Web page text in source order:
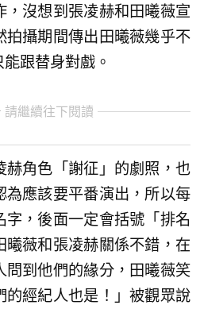
，沒想到張凌赫和田曦薇宣
拍攝期間傳出田曦薇幾乎不
跟替身對戲。
請繼續往下閱讀
赫角色「謝征」的劇照，也
為應該要平番演出，所以每
字，後面一定會括號「排名
曦薇和張凌赫關係不錯，在
問到他們的緣分，田曦薇笑
的經紀人也是！」被觀眾說